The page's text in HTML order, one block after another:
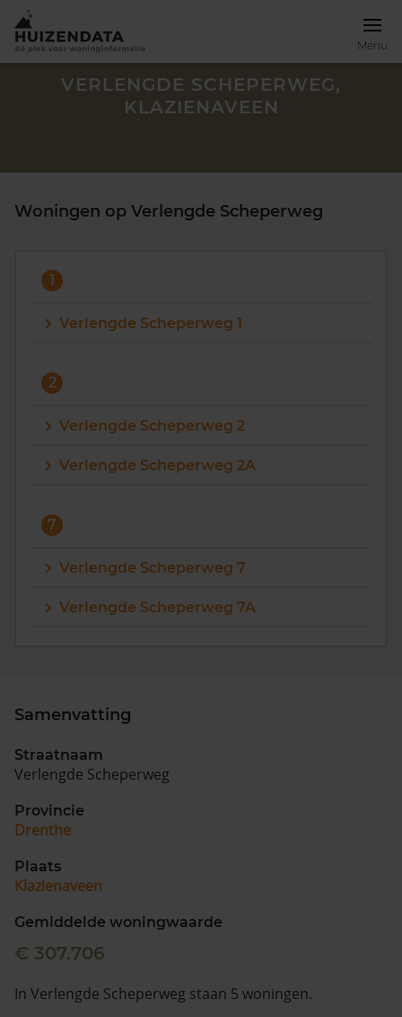
Menu
Vragen? Neem contact met ons op
088 220 4200
VERLENGDE SCHEPERWEG,
KLAZIENAVEEN
Woningen op Verlengde Scheperweg
1
Verlengde Scheperweg 1
2
Verlengde Scheperweg 2
Verlengde Scheperweg 2A
7
Verlengde Scheperweg 7
Verlengde Scheperweg 7A
Samenvatting
Straatnaam
Verlengde Scheperweg
Provincie
Drenthe
Plaats
Klazienaveen
Gemiddelde woningwaarde
€ 307.706
In Verlengde Scheperweg staan 5 woningen.